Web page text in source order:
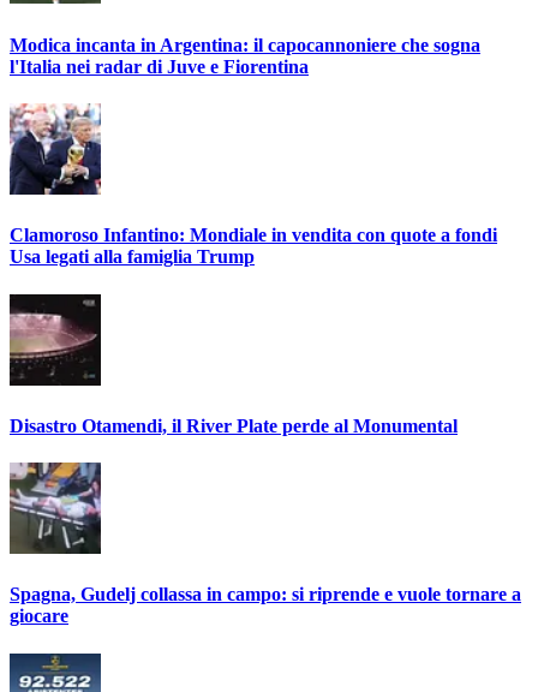
Modica incanta in Argentina: il capocannoniere che sogna
l'Italia nei radar di Juve e Fiorentina
Clamoroso Infantino: Mondiale in vendita con quote a fondi
Usa legati alla famiglia Trump
Disastro Otamendi, il River Plate perde al Monumental
Spagna, Gudelj collassa in campo: si riprende e vuole tornare a
giocare